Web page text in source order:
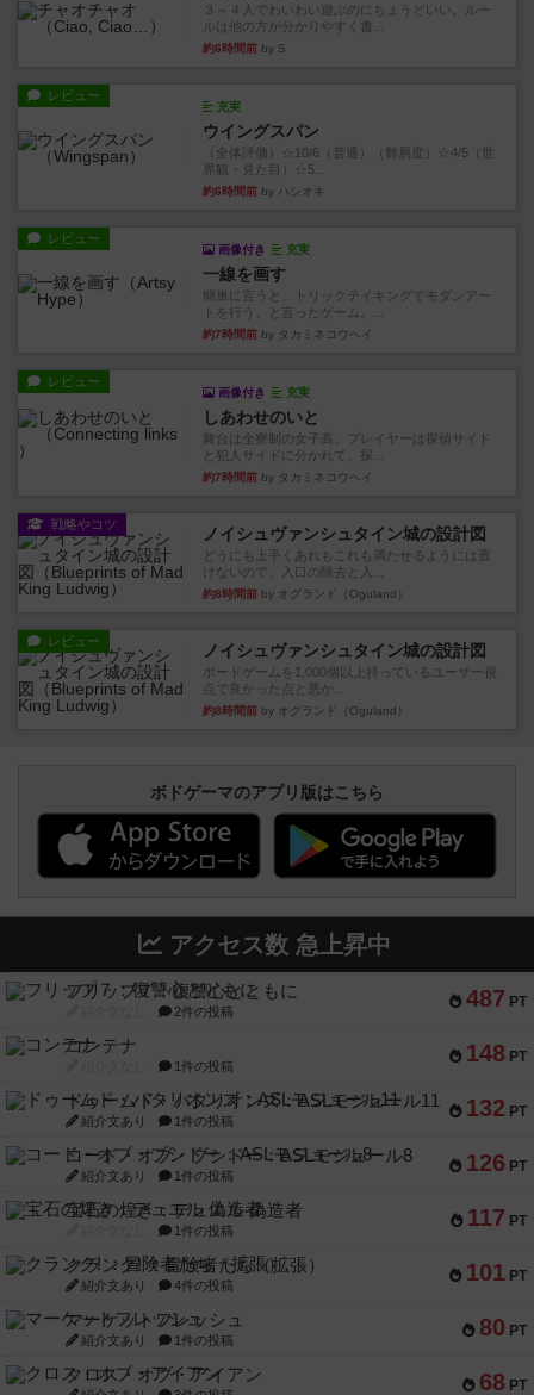
３～４人でわいわい遊ぶのにちょうどいい。ルー
ルは他の方が分かりやすく書...
約6時間前 by S
レビュー
充実
ウイングスパン
（全体評価）☆10/6（普通）（難易度）☆4/5（世
界観・見た目）☆5...
約6時間前 by ハシオキ
レビュー
画像付き 充実
一線を画す
簡単に言うと、トリックテイキングでモダンアー
トを行う、と言ったゲーム。...
約7時間前 by タカミネコウヘイ
レビュー
画像付き 充実
しあわせのいと
舞台は全寮制の女子高。プレイヤーは探偵サイド
と犯人サイドに分かれて、探...
約7時間前 by タカミネコウヘイ
戦略やコツ ノイシュヴァンシュタイン城の設計図
どうにも上手くあれもこれも満たせるようには置
けないので、入口の除去と入...
約8時間前 by オグランド（Oguland）
レビュー ノイシュヴァンシュタイン城の設計図
ボードゲームを1,000個以上持っているユーザー視
点で良かった点と悪か...
約8時間前 by オグランド（Oguland）
ボドゲーマのアプリ版はこちら
アクセス数 急上昇中
487 PT
フリップ７：復讐心とともに
2件の投稿
148 PT
コンテナ
1件の投稿
132 PT
ドゥームド・バタリオンズ：ASLモジュール11
紹介文あり 1件の投稿
126 PT
コード・オブ・ブシドー：ASLモジュール8
紹介文あり 1件の投稿
117 PT
宝石の煌き：デュエル 偽造者
1件の投稿
101 PT
クランク! ：冒険者たち（拡張）
紹介文あり 4件の投稿
80 PT
マーケットフレッシュ
紹介文あり 1件の投稿
68 PT
クロス・オブ・アイアン